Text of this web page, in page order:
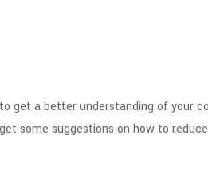
get a better understanding of your
some suggestions on how to